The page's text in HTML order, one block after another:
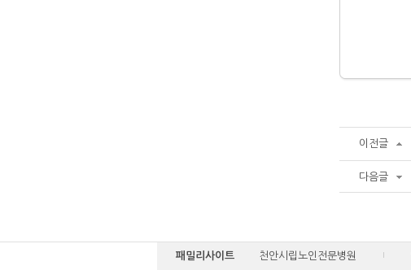
이전글
다음글
패밀리사이트 천안시립노인전문병원